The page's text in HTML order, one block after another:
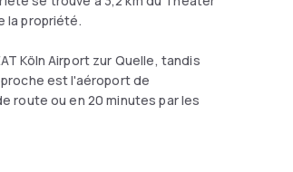
la propriété.
Köln Airport zur Quelle, tandis
est l'aéroport de
route ou en 20 minutes par les